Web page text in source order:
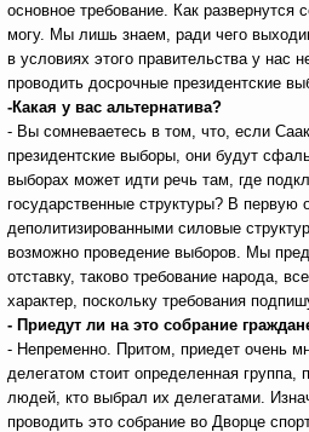
основное требование. Как развернутся
могу. Мы лишь знаем, ради чего
в условиях этого правительства у нас
проводить досрочные президентские
-Какая у вас альтернатива?
- Вы сомневаетесь в том, что, если
президентские выборы, они будут
выборах может идти речь там, где
государственные структуры? В первую
деполитизированными силовые
возможно проведение выборов. Мы
отставку, таково требование народа,
характер, поскольку требования
- Приедут ли на это собрание
- Непременно. Притом, приедет очень
делегатом стоит определенная группа,
людей, кто выбрал их делегатами.
проводить это собрание во Дворце